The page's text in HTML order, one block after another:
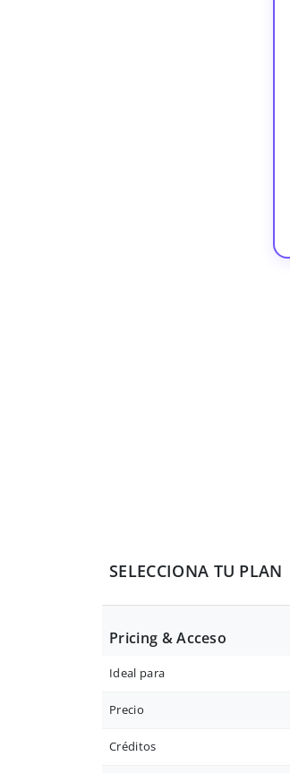
SELECCIONA TU PLAN
Pricing & Acceso
Ideal para
Precio
Créditos